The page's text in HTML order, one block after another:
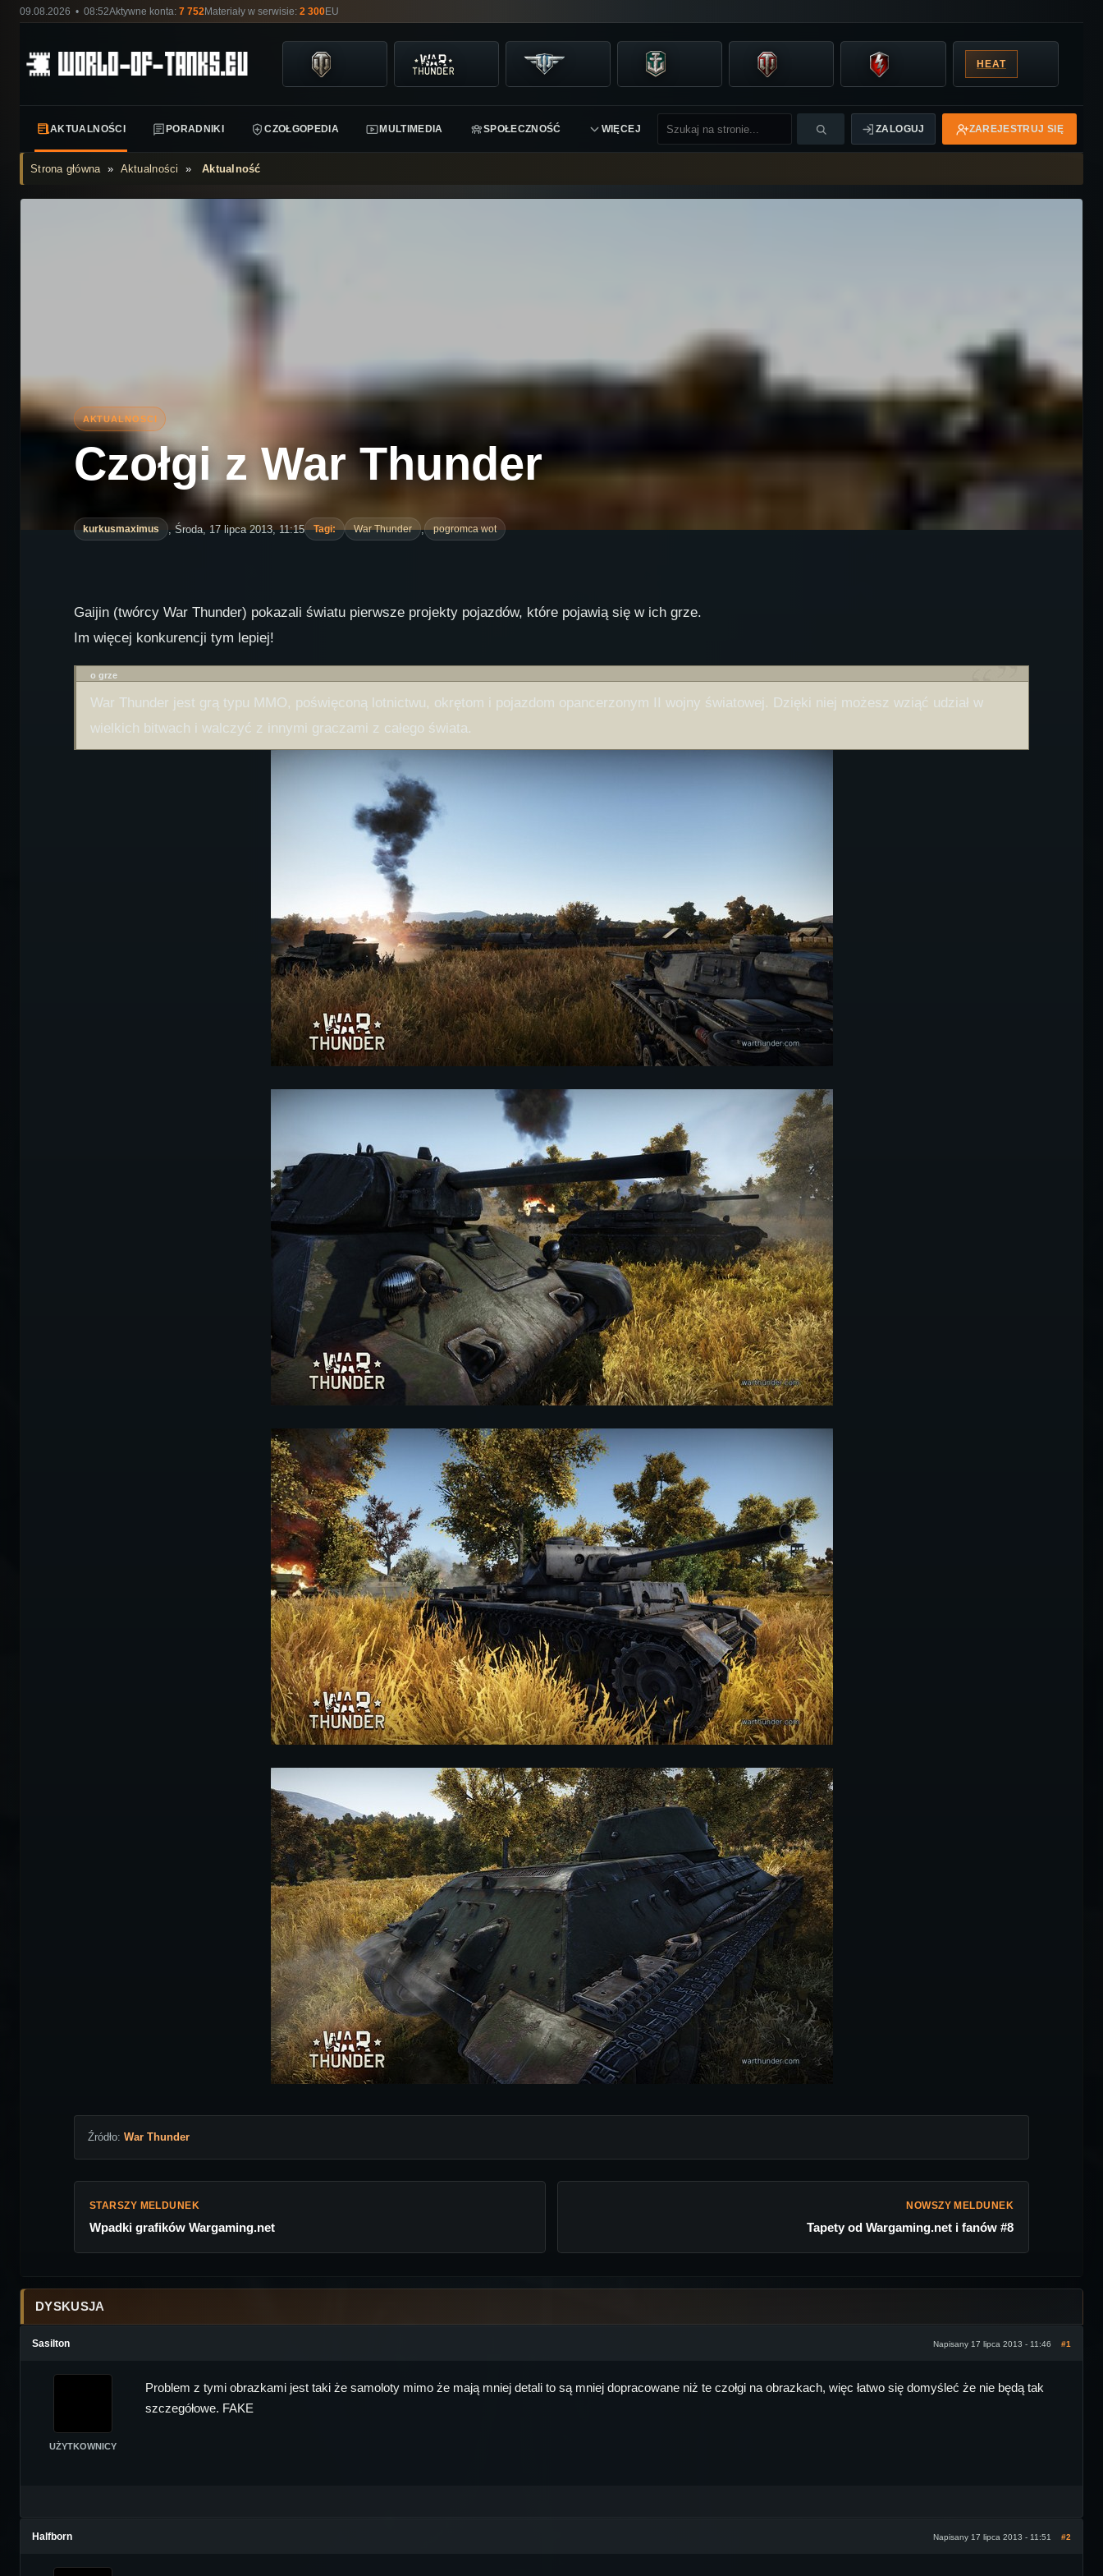
09.08.2026 • 08:52Aktywne konta: 7 752Materiały w serwisie: 2 300EU
HEAT
AKTUALNOŚCI PORADNIKI CZOŁGOPEDIA MULTIMEDIA SPOŁECZNOŚĆ WIĘCEJ ZALOGUJ ZAREJESTRUJ SIĘ
Strona główna» Aktualności »Aktualność
Czołgi z War Thunder
kurkusmaximus , Środa, 17 lipca 2013, 11:15 Tagi: War Thunder , pogromca wot
Gaijin (twórcy War Thunder) pokazali światu pierwsze projekty pojazdów, które pojawią się w ich grze.
Im więcej konkurencji tym lepiej!
o grze
War Thunder jest grą typu MMO, poświęconą lotnictwu, okrętom i pojazdom opancerzonym II wojny światowej. Dzięki niej możesz wziąć udział w
wielkich bitwach i walczyć z innymi graczami z całego świata.
Źródło: War Thunder
STARSZY MELDUNEK
Wpadki grafików Wargaming.net
NOWSZY MELDUNEK
Tapety od Wargaming.net i fanów #8
DYSKUSJA
Sasilton Napisany 17 lipca 2013 - 11:46 #1
UŻYTKOWNICY
Problem z tymi obrazkami jest taki że samoloty mimo że mają mniej detali to są mniej dopracowane niż te czołgi na obrazkach, więc łatwo się domyśleć że nie będą tak
szczegółowe. FAKE
Halfborn Napisany 17 lipca 2013 - 11:51 #2